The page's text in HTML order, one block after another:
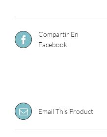
Compartir En
Facebook
Email This Product